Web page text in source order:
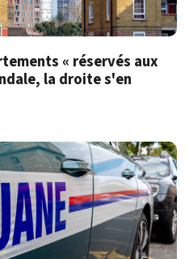
« réservés aux
la droite s'en